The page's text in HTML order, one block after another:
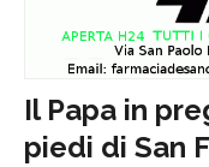
Il Papa in
piedi di San